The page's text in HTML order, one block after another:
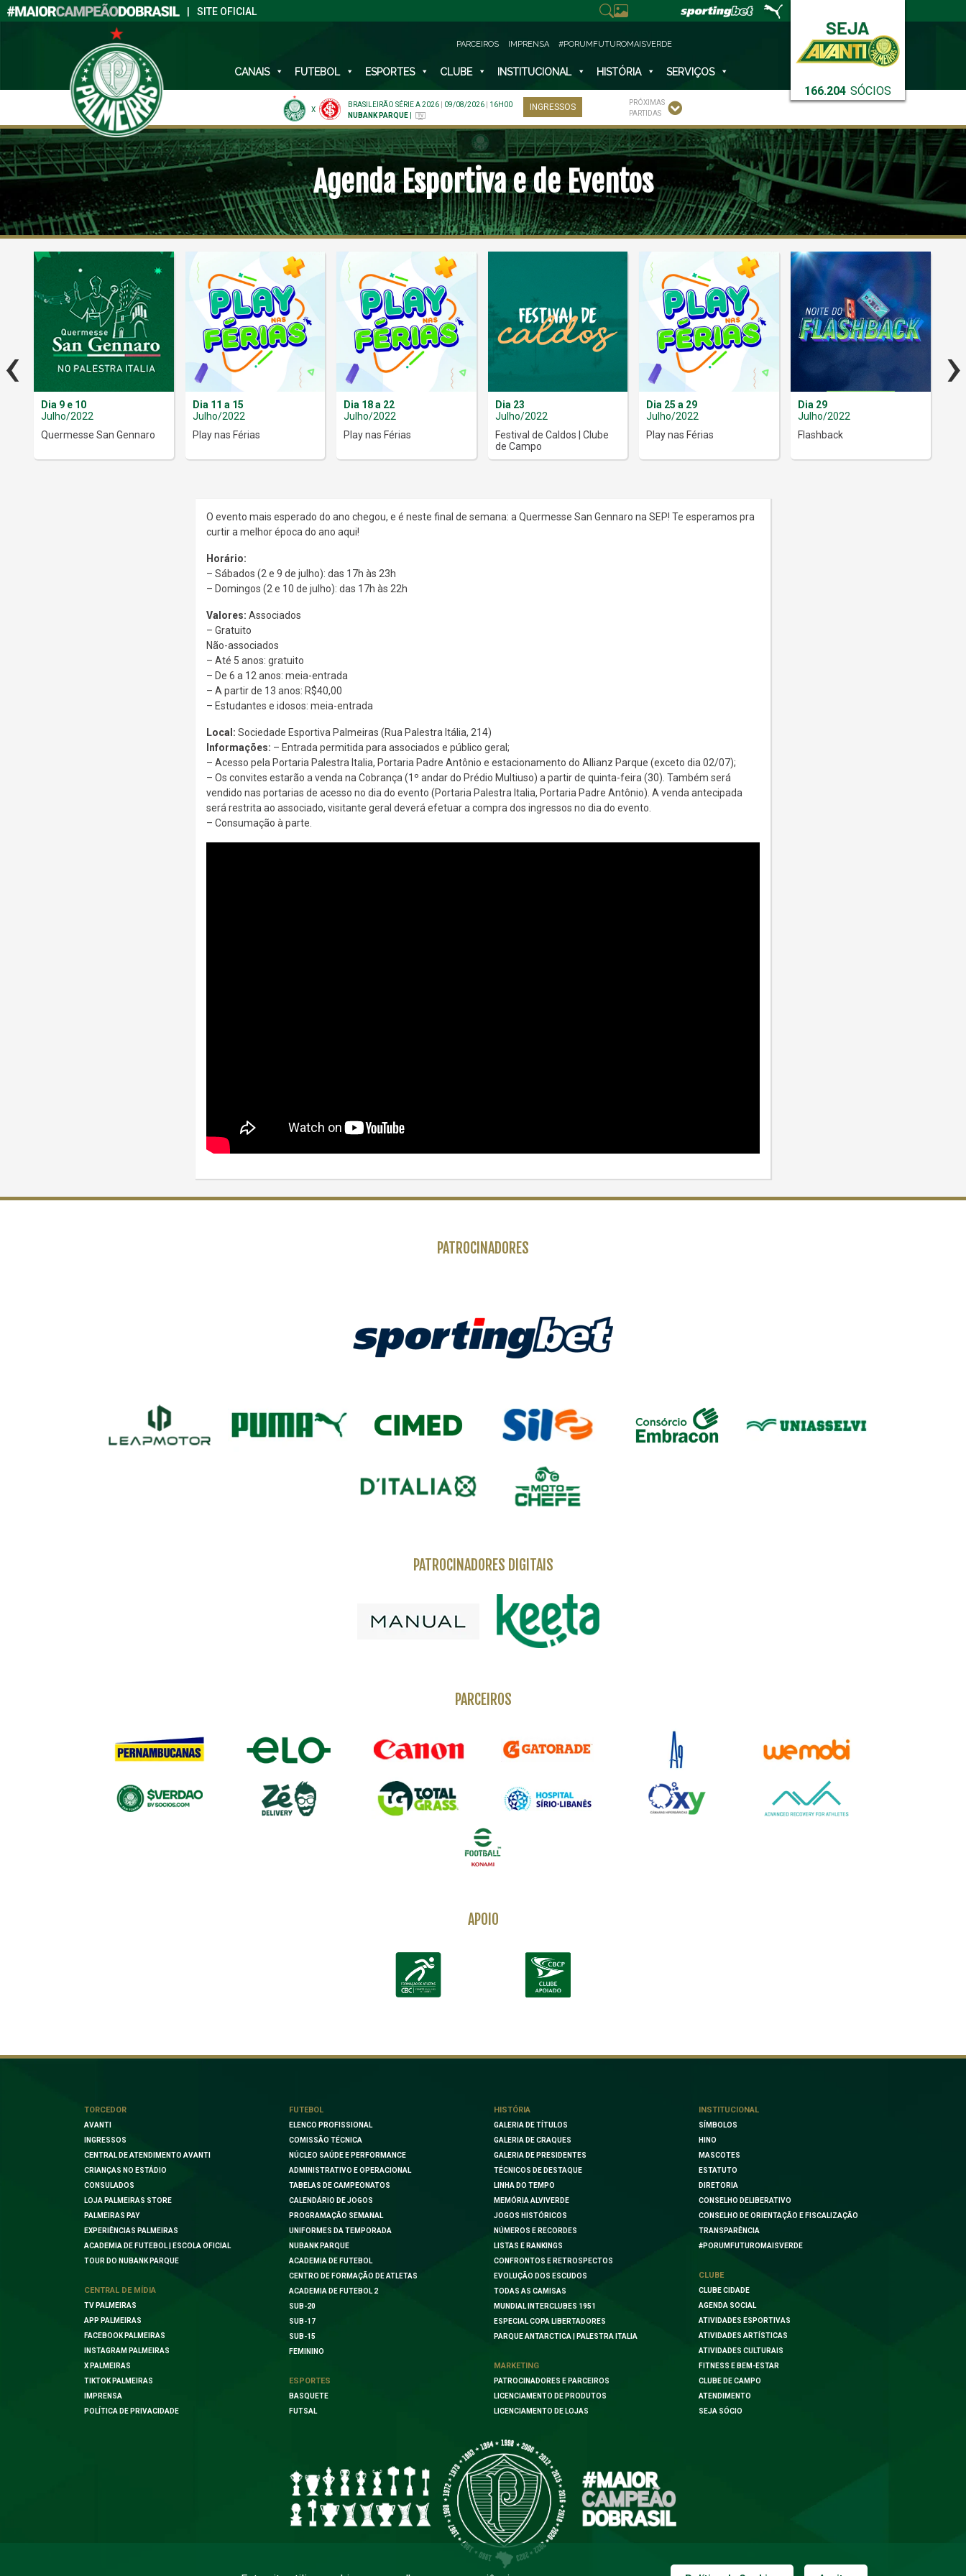
SITE OFICIAL
166.204 SÓCIOS
PARCEIROS IMPRENSA #PORUMFUTUROMAISVERDE
CANAIS FUTEBOL ESPORTES CLUBE INSTITUCIONAL HISTÓRIA SERVIÇOS
X
BRASILEIRÃO SÉRIE A 2026 09/08/2026
16H00
NUBANK PARQUE
INGRESSOS
PRÓXIMAS
PARTIDAS
Agenda Esportiva e de Eventos
Dia 9 e 10
Julho/2022
Quermesse San Gennaro
Dia 11 a 15
Julho/2022
Play nas Férias
Dia 18 a 22
Julho/2022
Play nas Férias
Dia 23
Julho/2022
Festival de Caldos | Clube
de Campo
Dia 25 a 29
Julho/2022
Play nas Férias
Dia 29
Julho/2022
Flashback
‹ ›
O evento mais esperado do ano chegou, e é neste final de semana: a Quermesse San Gennaro na SEP! Te esperamos pra
curtir a melhor época do ano aqui!
Horário:
– Sábados (2 e 9 de julho): das 17h às 23h
– Domingos (2 e 10 de julho): das 17h às 22h
Valores: Associados
– Gratuito
Não-associados
– Até 5 anos: gratuito
– De 6 a 12 anos: meia-entrada
– A partir de 13 anos: R$40,00
– Estudantes e idosos: meia-entrada
Local: Sociedade Esportiva Palmeiras (Rua Palestra Itália, 214)
Informações: – Entrada permitida para associados e público geral;
– Acesso pela Portaria Palestra Italia, Portaria Padre Antônio e estacionamento do Allianz Parque (exceto dia 02/07);
– Os convites estarão a venda na Cobrança (1º andar do Prédio Multiuso) a partir de quinta-feira (30). Também será
vendido nas portarias de acesso no dia do evento (Portaria Palestra Italia, Portaria Padre Antônio). A venda antecipada
será restrita ao associado, visitante geral deverá efetuar a compra dos ingressos no dia do evento.
– Consumação à parte.
PATROCINADORES
PATROCINADORES DIGITAIS
PARCEIROS
APOIO
TORCEDOR
AVANTI
INGRESSOS
CENTRAL DE ATENDIMENTO AVANTI
CRIANÇAS NO ESTÁDIO
CONSULADOS
LOJA PALMEIRAS STORE
PALMEIRAS PAY
EXPERIÊNCIAS PALMEIRAS
ACADEMIA DE FUTEBOL | ESCOLA OFICIAL
TOUR DO NUBANK PARQUE
CENTRAL DE MÍDIA
TV PALMEIRAS
APP PALMEIRAS
FACEBOOK PALMEIRAS
INSTAGRAM PALMEIRAS
X PALMEIRAS
TIKTOK PALMEIRAS
IMPRENSA
POLÍTICA DE PRIVACIDADE
FUTEBOL
ELENCO PROFISSIONAL
COMISSÃO TÉCNICA
NÚCLEO SAÚDE E PERFORMANCE
ADMINISTRATIVO E OPERACIONAL
TABELAS DE CAMPEONATOS
CALENDÁRIO DE JOGOS
PROGRAMAÇÃO SEMANAL
UNIFORMES DA TEMPORADA
NUBANK PARQUE
ACADEMIA DE FUTEBOL
CENTRO DE FORMAÇÃO DE ATLETAS
ACADEMIA DE FUTEBOL 2
SUB-20
SUB-17
SUB-15
FEMININO
ESPORTES
BASQUETE
FUTSAL
HISTÓRIA
GALERIA DE TÍTULOS
GALERIA DE CRAQUES
GALERIA DE PRESIDENTES
TÉCNICOS DE DESTAQUE
LINHA DO TEMPO
MEMÓRIA ALVIVERDE
JOGOS HISTÓRICOS
NÚMEROS E RECORDES
LISTAS E RANKINGS
CONFRONTOS E RETROSPECTOS
EVOLUÇÃO DOS ESCUDOS
TODAS AS CAMISAS
MUNDIAL INTERCLUBES 1951
ESPECIAL COPA LIBERTADORES
PARQUE ANTARCTICA | PALESTRA ITALIA
MARKETING
PATROCINADORES E PARCEIROS
LICENCIAMENTO DE PRODUTOS
LICENCIAMENTO DE LOJAS
INSTITUCIONAL
SÍMBOLOS
HINO
MASCOTES
ESTATUTO
DIRETORIA
CONSELHO DELIBERATIVO
CONSELHO DE ORIENTAÇÃO E FISCALIZAÇÃO
TRANSPARÊNCIA
#PORUMFUTUROMAISVERDE
CLUBE
CLUBE CIDADE
AGENDA SOCIAL
ATIVIDADES ESPORTIVAS
ATIVIDADES ARTÍSTICAS
ATIVIDADES CULTURAIS
FITNESS E BEM-ESTAR
CLUBE DE CAMPO
ATENDIMENTO
SEJA SÓCIO